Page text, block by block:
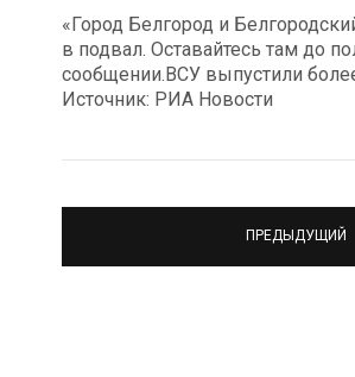
«Город Белгород и
в подвал. Оставайтесь там до
сообщении.ВСУ выпустили
Источник: РИА Новости
ПРЕДЫДУЩИЙ